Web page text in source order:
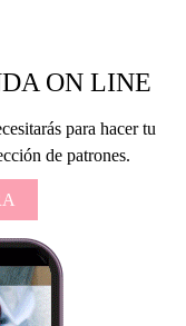
ON LINE
para hacer tu
de patrones.